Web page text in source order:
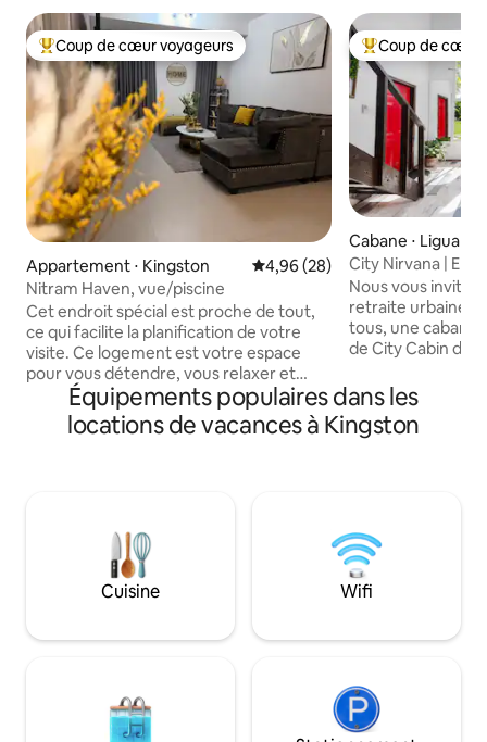
Coups de cœur voyageurs les plus appréciés
Coup de cœur voyageurs
Appartement ⋅ Kingston Évaluation moyenne sur la
4,96 (28)
Nitram Haven, vue/piscine
Cet endroit spécial est proche de tout,
ce qui facilite la planification de votre
visite. Ce logement est votre espace
pour vous détendre, vous relaxer et
profiter de tout ce que Kingston a à
offrir. À l'intérieur, vous trouverez tout le
nécessaire pour que votre séjour soit
temps d'explorer les lieux, de vous
installer et de faire comme chez vous ;
nous sommes là pour que votre séjour
se passe bien et soit agréable et
de votre séjour !
Coups de cœur
Coup de cœur
Cabane ⋅
City Nirvana |
Détendez-vous
Nous vous
retraite urbaine
tous, une cabane
de City Cabin
profitez d'une
montagne, flânez
verdoyant et
accessibles à
minutes en
notre invité, nous
accueillir !
Équipements populaires dans les
locations de vacances à Kingston
Cuisine Wifi